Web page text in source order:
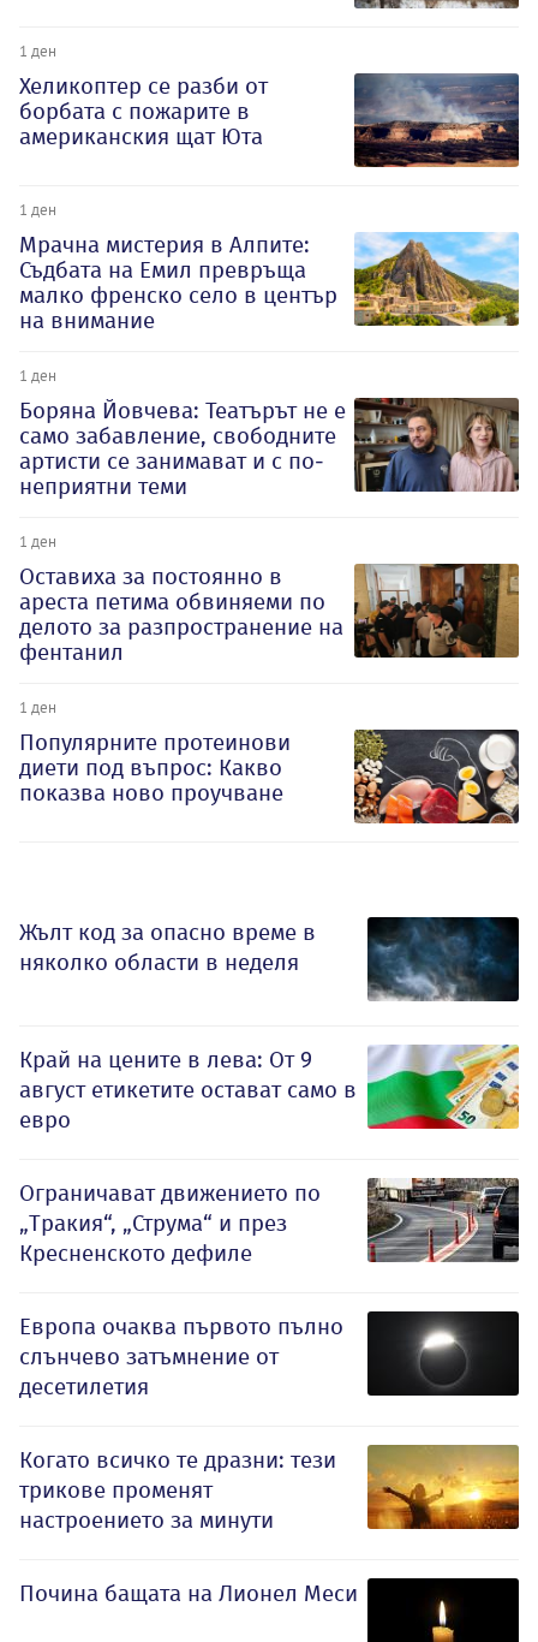
1 ден
Хеликоптер се разби от
борбата с пожарите в
американския щат Юта
1 ден
Мрачна мистерия в Алпите:
Съдбата на Емил превръща
малко френско село в център
на внимание
1 ден
Боряна Йовчева: Театърът не е
само забавление, свободните
артисти се занимават и с по-
неприятни теми
1 ден
Оставиха за постоянно в
ареста петима обвиняеми по
делото за разпространение на
фентанил
1 ден
Популярните протеинови
диети под въпрос: Какво
показва ново проучване
Жълт код за опасно време в
няколко области в неделя
Край на цените в лева: От 9
август етикетите остават само в
евро
Ограничават движението по
„Тракия“, „Струма“ и през
Кресненското дефиле
Европа очаква първото пълно
слънчево затъмнение от
десетилетия
Когато всичко те дразни: тези
трикове променят
настроението за минути
Почина бащата на Лионел Меси